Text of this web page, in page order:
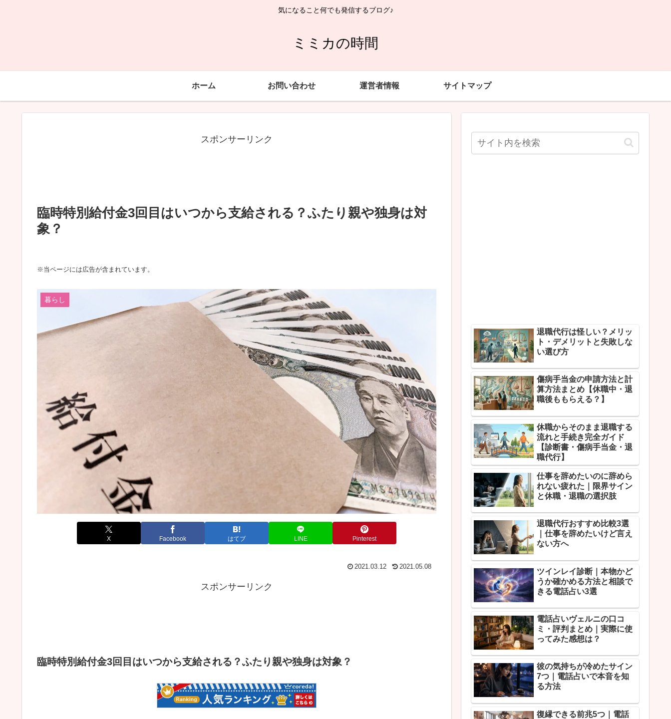
気になること何でも発信するブログ♪
ミミカの時間
ホーム お問い合わせ 運営者情報 サイトマップ
スポンサーリンク
臨時特別給付金3回目はいつから支給される？ふたり親や独身は対
象？
※当ページには広告が含まれています。
暮らし
X Facebook はてブ LINE Pinterest
2021.03.12 2021.05.08
スポンサーリンク
臨時特別給付金3回目はいつから支給される？ふたり親や独身は対象？
退職代行は怪しい？メリッ
ト・デメリットと失敗しな
い選び方
傷病手当金の申請方法と計
算方法まとめ【休職中・退
職後ももらえる？】
休職からそのまま退職する
流れと手続き完全ガイド
【診断書・傷病手当金・退
職代行】
仕事を辞めたいのに辞めら
れない疲れた｜限界サイン
と休職・退職の選択肢
退職代行おすすめ比較3選
｜仕事を辞めたいけど言え
ない方へ
ツインレイ診断｜本物かど
うか確かめる方法と相談で
きる電話占い3選
電話占いヴェルニの口コ
ミ・評判まとめ｜実際に使
ってみた感想は？
彼の気持ちが冷めたサイン
7つ｜電話占いで本音を知
る方法
復縁できる前兆5つ｜電話